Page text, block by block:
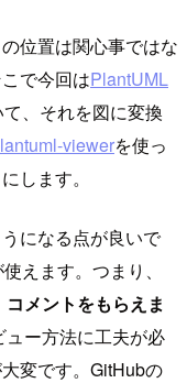
位置は関心事ではな
で今回はPlantUML
、それを図に変換
viewerを使っ
します。
になる点が良いで
えます。つまり、
メントをもらえま
ー方法に工夫が必
変です。GitHubの